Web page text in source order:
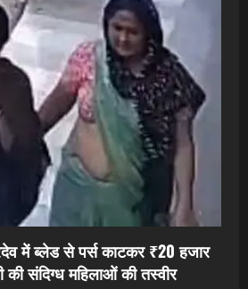
में ब्लेड से पर्स काटकर ₹20 हजार
की संदिग्ध महिलाओं की तस्वीर